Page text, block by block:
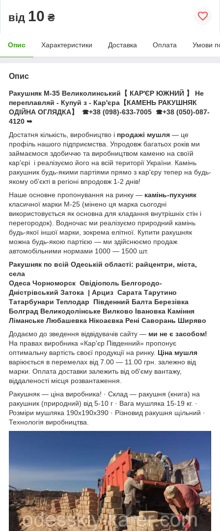
від 10 ₴
Опис Характеристики Доставка Оплата Умови
Опис
Ракушняк М-35 Великолинський【 КАР'ЄР ЮЖНИЙ 】 Не
переплавляй - Купуй з - Кар'єра【КАМЕНЬ РАКУШНЯК
ОДІЙНА ОГЛЯДКА】
☎+38 (098)-633-7005 ☎+38 (050)-087-
4120 ➥
Достатня кількість, виробництво і продажі мушля — це
профіль нашого підприємства. Упродовж багатьох років ми
займаємося здобиччю та виробництвом каменю на своїй
кар'єрі і реалізуємо його на всій території України. Камінь
ракушник будь-якими партіями прямо з кар'єру тепер на будь-
якому об'єкті в регіоні впродовж 1-2 днів!
Наше основне пропонування на ринку — камінь-пухуняк
класичної марки М-25 (мінено ця марка сьогодні
використовується як основна для кладання внутрішніх стін і
перегородок). Водночас ми реалізуємо природний камінь
будь-якої іншої марки, зокрема елітної. Купити ракушняк
можна будь-якою партією — ми здійснюємо продаж
автомобільними нормами 1000 — 1500 шт.
Ракушняк по всій Одеській області: райцентри, міста,
села
Одеса Чорноморск Овідіополь Белгородо-
Дністрівський Затока | Арциз Сарата Тарутино
Татарбунари Теплодар Південний Балта Березівка
Болград Великодолінське Вилково Івановка Каміння
Ліманське Любашевка Нікоаєвка Рені Саворань Ширяво
Додаємо до зведення відвідувачів сайту — ми не є засобом!
На правах виробника «Кар'єр Південний» пропонує
оптимальну вартість своєї продукції на ринку. Ціна мушля
варіюється в перемелах від 7.00 — 11.00 грн. залежно від
марки. Оплата доставки залежить від об'єму вантажу,
віддаленості місця розвантаження.
Ракушняк — ціна виробника! · Склад — ракушня (книга) на
ракушник (природний) від 5-10 г · Вага мушляка 15-19 кг. ·
Розміри мушляка 190х190х390 · Різновид ракушня щільний ·
Технологія виробництва.